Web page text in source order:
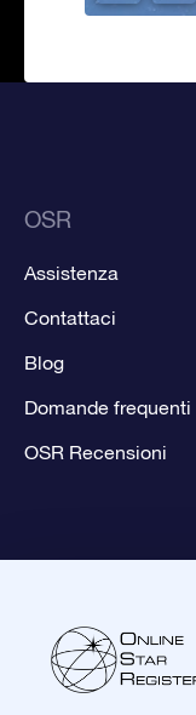
OSR
Assistenza
Contattaci
Blog
Domande frequenti
OSR Recensioni